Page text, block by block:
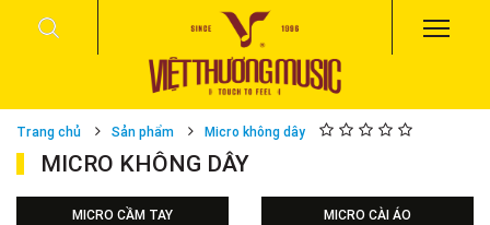
Trang chủ Sản phẩm Micro không dây
MICRO KHÔNG DÂY
MICRO CẦM TAY MICRO CÀI ÁO